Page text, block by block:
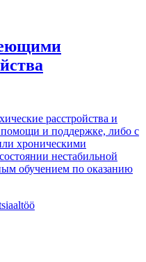
расстройства и
и поддержке, либо с
хроническими
нестабильной
обучением по оказанию